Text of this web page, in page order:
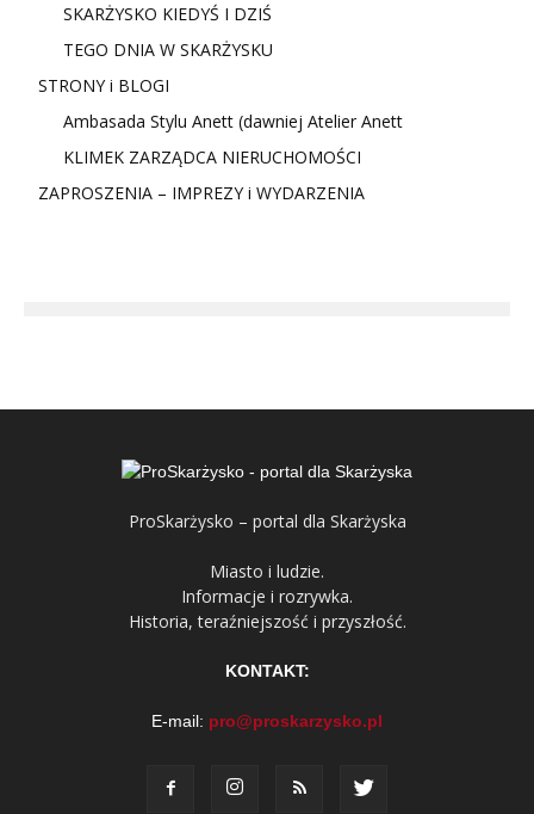
SKARŻYSKO KIEDYŚ I DZIŚ
TEGO DNIA W SKARŻYSKU
STRONY i BLOGI
Ambasada Stylu Anett (dawniej Atelier Anett
KLIMEK ZARZĄDCA NIERUCHOMOŚCI
ZAPROSZENIA – IMPREZY i WYDARZENIA
ProSkarżysko – portal dla Skarżyska
Miasto i ludzie.
Informacje i rozrywka.
Historia, teraźniejszość i przyszłość.
KONTAKT:
E-mail: pro@proskarzysko.pl